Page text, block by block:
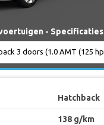
- Specificaties
Hatchback
138 g/km